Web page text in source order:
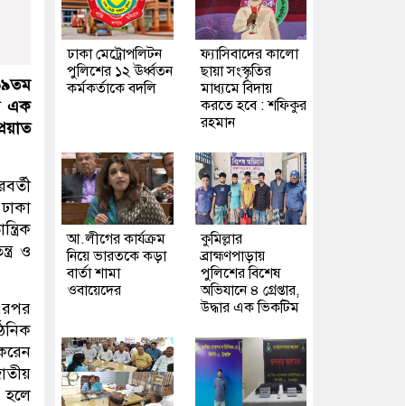
এক
ও
হলে
ঢাকা মেট্রোপলিটন
পুলিশের ১২ ঊর্ধ্বতন
কর্মকর্তাকে বদলি
ফ্যাসিবাদের কালো
ছায়া সংস্কৃতির
মাধ্যমে বিদায়
করতে হবে : শফিকুর
রহমান
আ.লীগের কার্যক্রম
নিয়ে ভারতকে কড়া
বার্তা শামা
ওবায়েদের
কুমিল্লার
ব্রাহ্মণপাড়ায়
পুলিশের বিশেষ
অভিযানে ৪ গ্রেপ্তার,
উদ্ধার এক ভিকটিম